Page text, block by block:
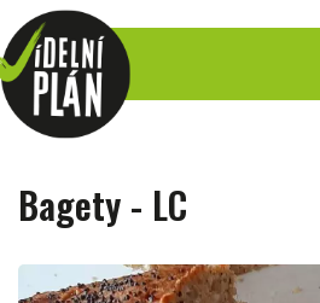
Bagety - LC